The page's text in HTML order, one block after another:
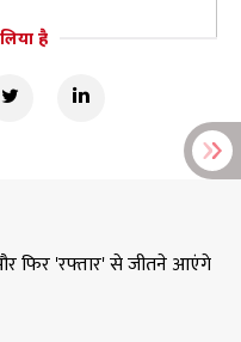
है
और फिर 'रफ्तार' से जीतने आएंगे